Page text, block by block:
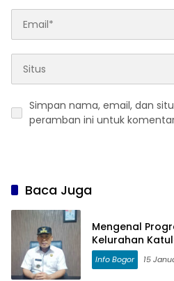
Simpan nama, email, dan
peramban ini untuk
Baca Juga
Mengenal
Kelurahan
Info Bogor 15